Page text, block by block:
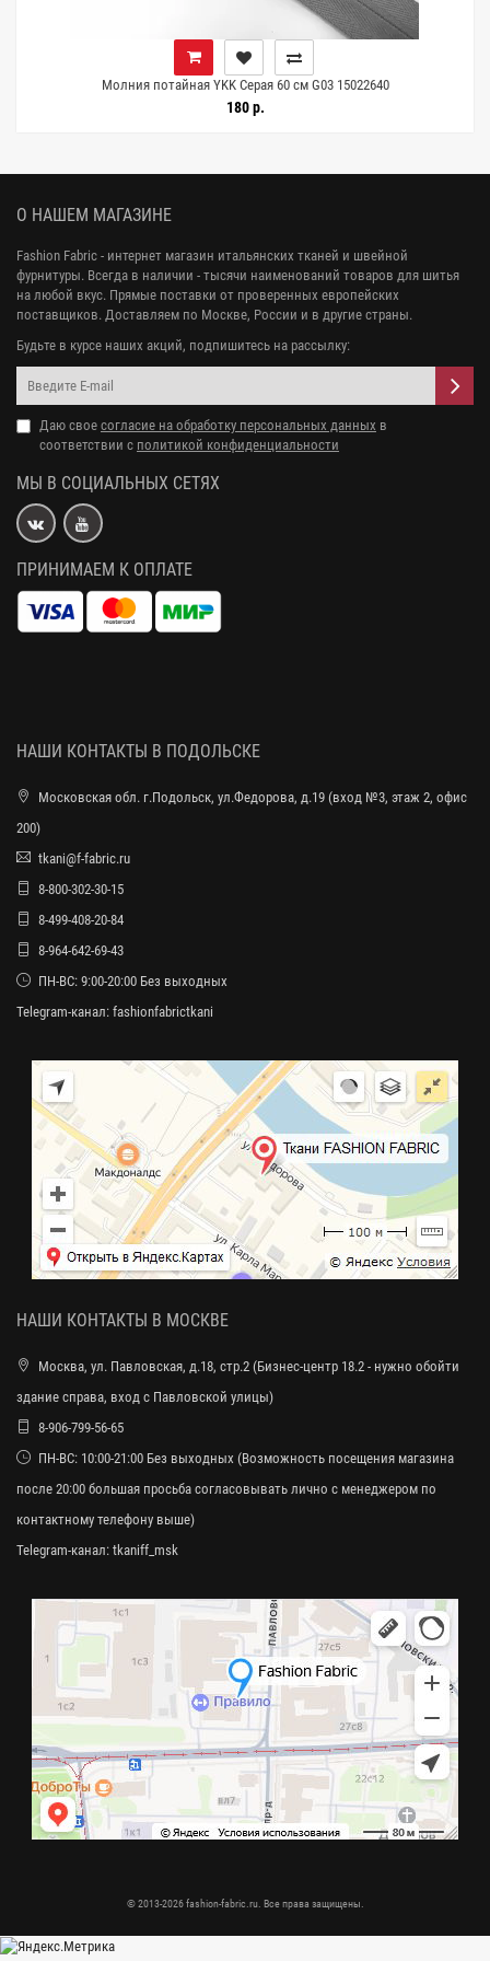
Молния потайная YKK Серая 60 см G03 15022640
180 р.
О НАШЕМ МАГАЗИНЕ
Fashion Fabric - интернет магазин итальянских тканей и швейной
фурнитуры. Всегда в наличии - тысячи наименований товаров для шитья
на любой вкус. Прямые поставки от проверенных европейских
поставщиков. Доставляем по Москве, России и в другие страны.
Будьте в курсе наших акций, подпишитесь на рассылку:
Даю свое согласие на обработку персональных данных в
соответствии с политикой конфиденциальности
МЫ В СОЦИАЛЬНЫХ СЕТЯХ
ПРИНИМАЕМ К ОПЛАТЕ
НАШИ КОНТАКТЫ В ПОДОЛЬСКЕ
Московская обл. г.Подольск, ул.Федорова, д.19 (вход №3, этаж 2, офис
200)
tkani@f-fabric.ru
8-800-302-30-15
8-499-408-20-84
8-964-642-69-43
ПН-ВС: 9:00-20:00 Без выходных
Telegram-канал: fashionfabrictkani
НАШИ КОНТАКТЫ В МОСКВЕ
Москва, ул. Павловская, д.18, стр.2 (Бизнес-центр 18.2 - нужно обойти
здание справа, вход с Павловской улицы)
8-906-799-56-65
ПН-ВС: 10:00-21:00 Без выходных (Возможность посещения магазина
после 20:00 большая просьба согласовывать лично с менеджером по
контактному телефону выше)
Telegram-канал: tkaniff_msk
© 2013-2026 fashion-fabric.ru. Все права защищены.